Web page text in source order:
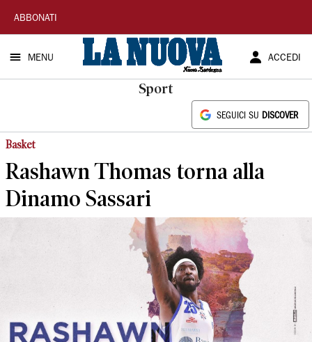
La
Nuova
Sardegna
ABBONATI
MENU ACCEDI
Sport
SEGUICI SU DISCOVER
Basket
Rashawn Thomas torna alla
Dinamo Sassari